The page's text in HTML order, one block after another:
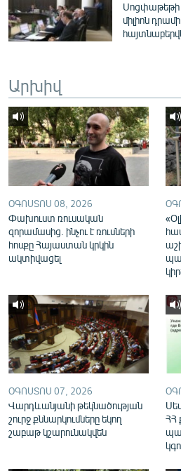
ՁԳՏԵԼՈՎ ԼԱՎԱԳՈՒՅՆԻՆ
Հայերեն
English
Русский
ՀԵՏԵՎԵՔ ՄԵԶ
«Ազատության» բոլոր կայքերը
Սոցփաթեթի
միլիոն
Արխիվ
ՕԳՈՍՏՈՍ 08, 2026
Փախուստ ռուսական
զորամասից. ինչու է ռուսների
հոսքը Հայաստան կրկին
ակտիվացել
ՕԳՈՍՏՈՍ 07, 2026
Վարդևանյանի թեկնածության
շուրջ քննարկումները եկող
շաբաթ կշարունակվեն
ՀՀ